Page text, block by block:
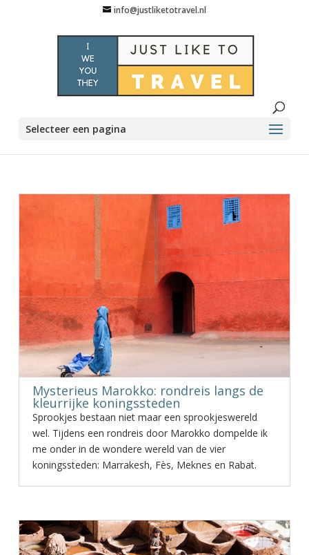
info@justliketotravel.nl
Selecteer een pagina
Mysterieus Marokko: rondreis langs de
kleurrijke koningssteden
Sprookjes bestaan niet maar een sprookjeswereld
wel. Tijdens een rondreis door Marokko dompelde ik
me onder in de wondere wereld van de vier
koningssteden: Marrakesh, Fès, Meknes en Rabat.